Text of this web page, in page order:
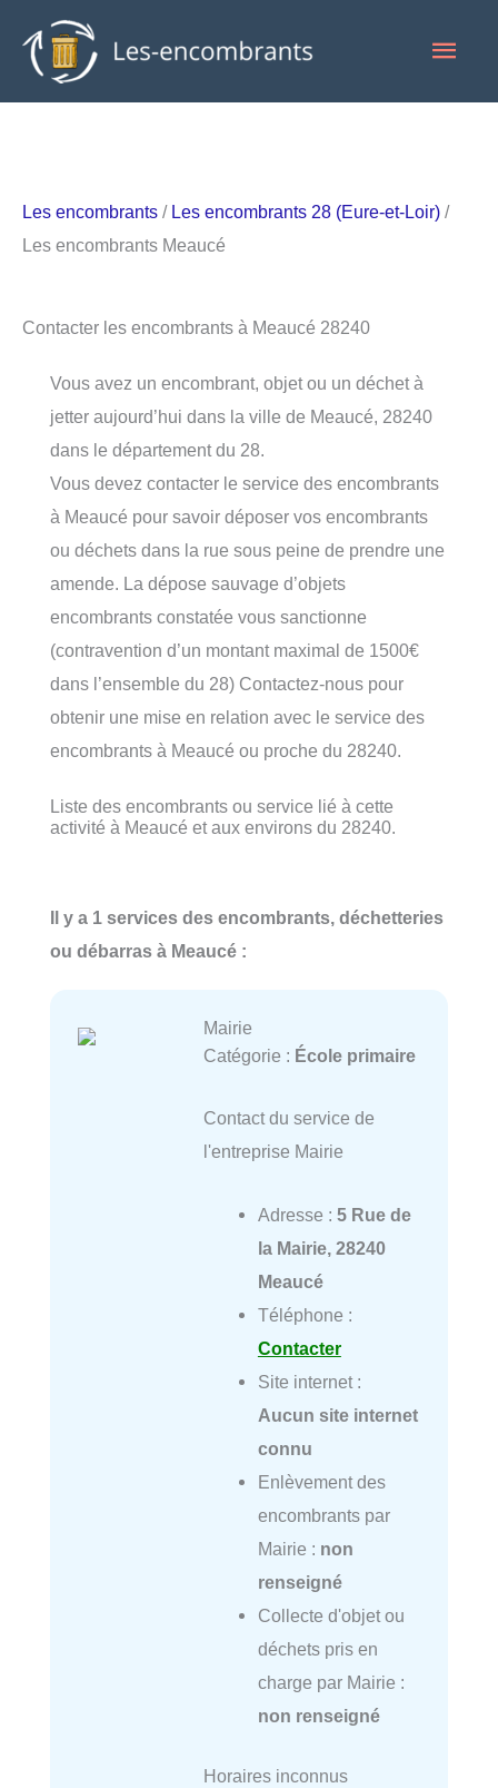
contenu
Les encombrants / Les encombrants 28 (Eure-et-Loir) /
Les encombrants Meaucé
Contacter les encombrants à Meaucé 28240
Vous avez un encombrant, objet ou un déchet à
jetter aujourd’hui dans la ville de Meaucé, 28240
dans le département du 28.
Vous devez contacter le service des encombrants
à Meaucé pour savoir déposer vos encombrants
ou déchets dans la rue sous peine de prendre une
amende. La dépose sauvage d’objets
encombrants constatée vous sanctionne
(contravention d’un montant maximal de 1500€
dans l’ensemble du 28) Contactez-nous pour
obtenir une mise en relation avec le service des
encombrants à Meaucé ou proche du 28240.
Liste des encombrants ou service lié à cette
activité à Meaucé et aux environs du 28240.
Il y a 1 services des encombrants, déchetteries
ou débarras à Meaucé :
Mairie
Catégorie : École primaire
Contact du service de
l'entreprise Mairie
Adresse : 5 Rue de
la Mairie, 28240
Meaucé
Téléphone :
Contacter
Site internet :
Aucun site internet
connu
Enlèvement des
encombrants par
Mairie : non
renseigné
Collecte d'objet ou
déchets pris en
charge par Mairie :
non renseigné
Horaires inconnus